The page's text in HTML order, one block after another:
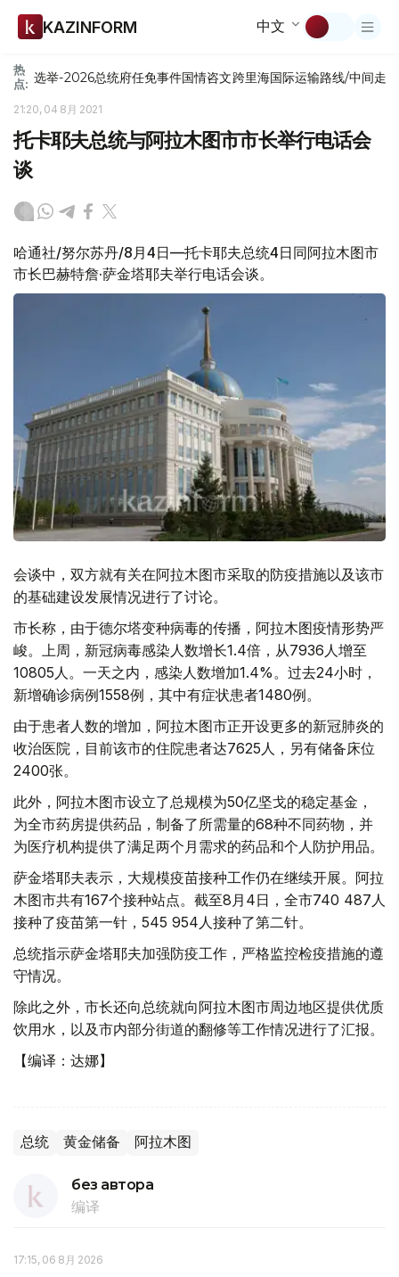
KAZINFORM 中文
热
点: 选举-2026总统府任免事件国情咨文跨里海国际运输路线/中间走廊
21:20, 04 8月 2021
托卡耶夫总统与阿拉木图市市长举行电话会
谈
哈通社/努尔苏丹/8月4日—托卡耶夫总统4日同阿拉木图市
市长巴赫特詹·萨金塔耶夫举行电话会谈。
会谈中，双方就有关在阿拉木图市采取的防疫措施以及该市
的基础建设发展情况进行了讨论。
市长称，由于德尔塔变种病毒的传播，阿拉木图疫情形势严
峻。上周，新冠病毒感染人数增长1.4倍，从7936人增至
10805人。一天之内，感染人数增加1.4%。过去24小时，
新增确诊病例1558例，其中有症状患者1480例。
由于患者人数的增加，阿拉木图市正开设更多的新冠肺炎的
收治医院，目前该市的住院患者达7625人，另有储备床位
2400张。
此外，阿拉木图市设立了总规模为50亿坚戈的稳定基金，
为全市药房提供药品，制备了所需量的68种不同药物，并
为医疗机构提供了满足两个月需求的药品和个人防护用品。
萨金塔耶夫表示，大规模疫苗接种工作仍在继续开展。阿拉
木图市共有167个接种站点。截至8月4日，全市740 487人
接种了疫苗第一针，545 954人接种了第二针。
总统指示萨金塔耶夫加强防疫工作，严格监控检疫措施的遵
守情况。
除此之外，市长还向总统就向阿拉木图市周边地区提供优质
饮用水，以及市内部分街道的翻修等工作情况进行了汇报。
【编译：达娜】
总统 黄金储备 阿拉木图
без автора
编译
17:15, 06 8月 2026